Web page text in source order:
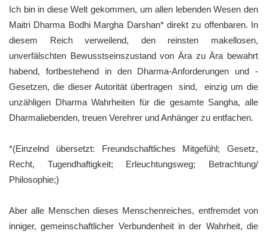
Ich bin in diese Welt gekommen, um allen lebenden Wesen den
Maitri Dharma Bodhi Margha Darshan* direkt zu offenbaren. In
diesem Reich verweilend, den reinsten makellosen,
unverfälschten Bewusstseinszustand von Ära zu Ära bewahrt
habend, fortbestehend in den Dharma-Anforderungen und -
Gesetzen, die dieser Autorität übertragen sind, einzig um die
unzähligen Dharma Wahrheiten für die gesamte Sangha, alle
Dharmaliebenden, treuen Verehrer und Anhänger zu entfachen.
*(Einzelnd übersetzt: Freundschaftliches Mitgefühl; Gesetz,
Recht, Tugendhaftigkeit; Erleuchtungsweg; Betrachtung/
Philosophie;)
Aber alle Menschen dieses Menschenreiches, entfremdet von
inniger, gemeinschaftlicher Verbundenheit in der Wahrheit, die